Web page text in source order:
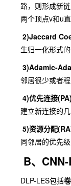
路，则形成新
两个顶点v和u
2)Jaccard
生归一化形式的
3)Adamic-
邻居很少或者
4)优先连接
建立新连接的几
5)资源分配
同邻居的优先
B、
DLP-LES包括